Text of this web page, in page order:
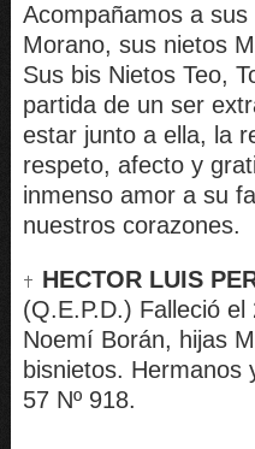
Acompañamos a
Morano, sus nietos
Sus bis Nietos Teo,
partida de un ser
estar junto a ella, la
respeto, afecto y
inmenso amor a su
nuestros corazones.
HECTOR LUIS
(Q.E.P.D.) Falleció
Noemí Borán, hijas
bisnietos. Hermanos
57 Nº 918.